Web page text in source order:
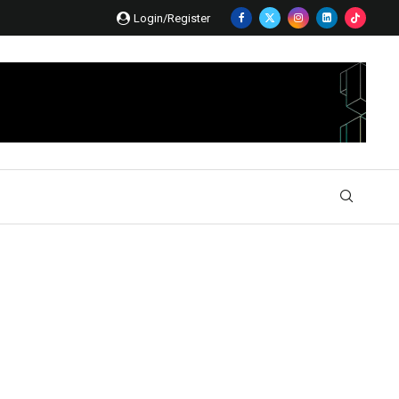
Login/Register